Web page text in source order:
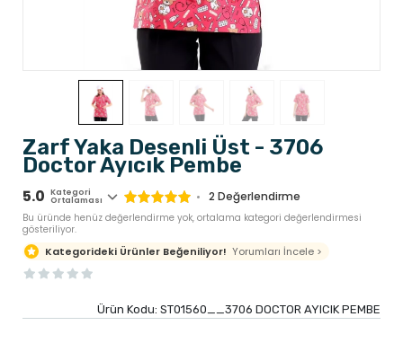
Zarf Yaka Desenli Üst - 3706
Doctor Ayıcık Pembe
5.0 Kategori
Ortalaması 2 Değerlendirme
Bu üründe henüz değerlendirme yok, ortalama kategori değerlendirmesi
gösteriliyor.
Kategorideki Ürünler Beğeniliyor! Yorumları İncele >
Ürün Kodu: ST01560__3706 DOCTOR AYICIK PEMBE